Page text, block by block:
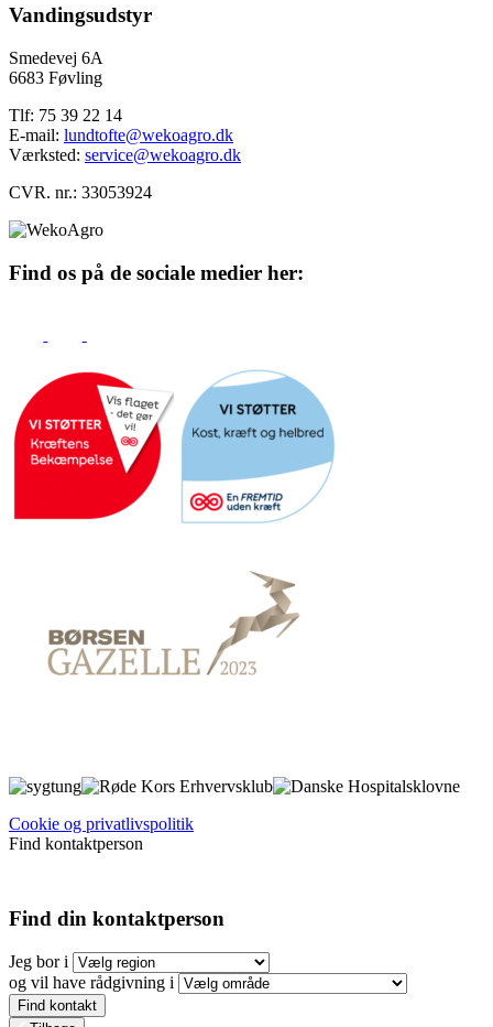
Vandingsudstyr
Smedevej 6A
6683 Føvling
Tlf: 75 39 22 14
E-mail: lundtofte@wekoagro.dk
Værksted: service@wekoagro.dk
CVR. nr.: 33053924
Find os på de sociale medier her:
Cookie og privatlivspolitik
Find kontaktperson
Find din kontaktperson
Jeg bor i
og vil have rådgivning i
Find kontakt